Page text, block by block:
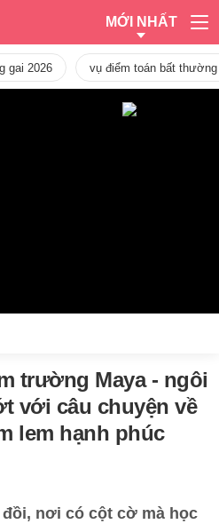
MỚI NHẤT
gai 2026 vụ điểm toán bất
trường Maya - ngôi
với câu chuyện về
lem hạnh phúc
nơi có cột cờ mà học